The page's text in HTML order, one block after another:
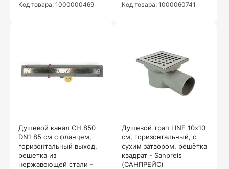
Код товара: 1000000469 Код товара: 1000060741
Душевой канал CH 850
DN1 85 см с фланцем,
горизонтальный выход,
решетка из
нержавеющей стали -
Душевой трап LINE 10х10
см, горизонтальный, с
сухим затвором, решётка
квадрат - Sanpreis
(САНПРЕЙС)